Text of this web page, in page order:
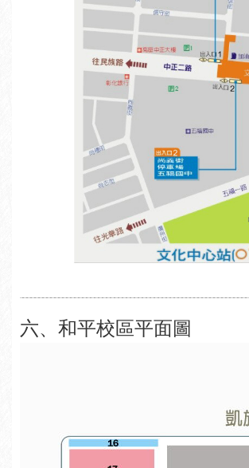
六、和平校區平面圖